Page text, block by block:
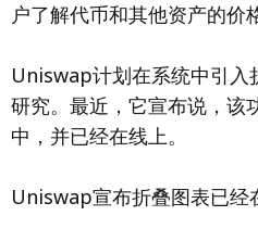
户了解代币和其他资产的价
Uniswap计划在系统中引入
研究。最近，它宣布说，该
中，并已经在线上。
Uniswap宣布折叠图表已经